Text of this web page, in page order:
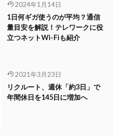
2024年1月14日
1日何ギガ使うのが平均？通信
量目安を解説！テレワークに役
立つネットWi-Fiも紹介
2021年3月23日
リクルート、週休「約3日」で
年間休日を145日に増加へ